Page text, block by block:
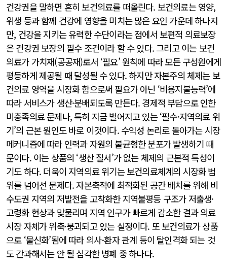
건강권을 말하면 흔히 보건의료를 떠올린다. 보건의료는 영양,
위생 등과 함께 건강에 영향을 미치는 많은 요인 가운데 하나지
만, 건강을 지키는 유력한 수단이라는 점에서 보편적 의료보장
은 건강권 보장의 필수 조건이라 할 수 있다. 그리고 이는 보건
의료가 가치재(공공재)로서 ‘필요’ 원칙에 따라 모든 구성원에게
평등하게 제공될 때 달성될 수 있다. 하지만 자본주의 체제는 보
건의료 영역을 시장화 함으로써 필요가 아닌 ‘비용지불능력’에
따라 서비스가 생산·분배되도록 만든다. 경제적 부담으로 인한
미충족의료 문제나, 특히 지금 벌어지고 있는 ‘필수·지역의료 위
기’의 근본 원인도 바로 이것이다. 수익성 논리로 돌아가는 시장
메커니즘에 따라 인력과 자원의 불균형한 분포가 발생하기 때
문이다. 이는 상품의 ‘생산 질서’가 없는 체제의 근본적 특성이
기도 하다. 더욱이 지역의료 위기는 보건의료체계의 시장화 범
위를 넘어선 문제다. 자본축적에 최적화된 공간 배치를 위해 비
수도권 지역의 저발전을 고착화한 지역불평등 구조가 저출생·
고령화 현상과 맞물리며 지역 인구가 빠르게 감소한 결과 의료
시장 자체가 위축·붕괴되고 있는 실정이다. 또 보건의료가 상품
으로 ‘물신화’됨에 따라 의사-환자 관계 등이 탈인격화 되는 것
도 간과해서는 안 될 심각한 병폐 중 하나다.